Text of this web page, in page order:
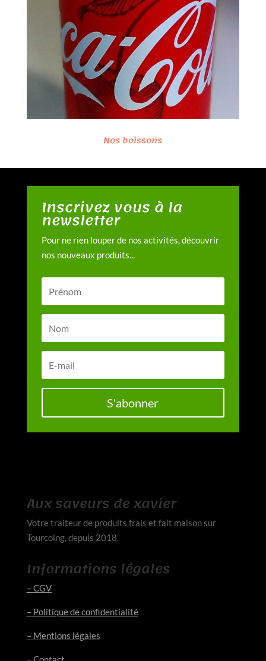
Nos boissons
Inscrivez vous à la
newsletter
Pour ne rien louper de nos activités, découvrir
nos nouveaux produits...
S'abonner
Aux saveurs de xavier
Votre traiteur de produits frais et fait maison sur
Tourcoing, depuis 2018.
Informations légales
– CGV
– Politique de confidentialité
– Mentions légales